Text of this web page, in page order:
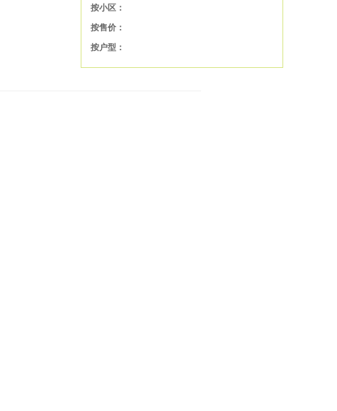
按小区：
按售价：
按户型：